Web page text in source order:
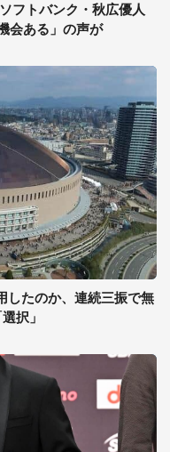
フトバンク・秋広優人
会ある」の声が
したのか、連続三振で無
択」